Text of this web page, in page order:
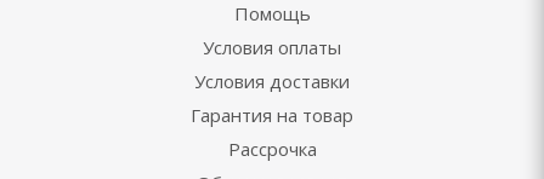
Помощь
Условия оплаты
Условия доставки
Гарантия на товар
Рассрочка